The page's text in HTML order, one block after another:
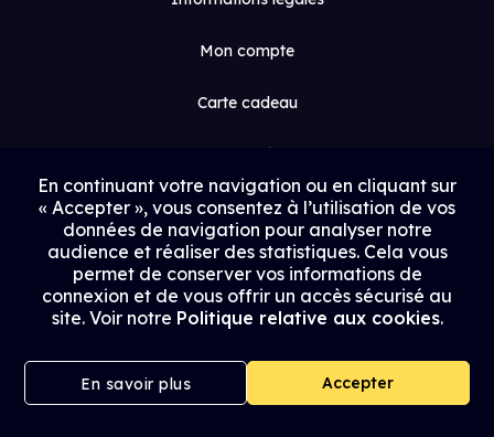
Mon compte
Carte cadeau
Espace médias
Contact
Proposer un film
Rejoindre Uptrack
En continuant votre navigation ou en cliquant sur
« Accepter », vous consentez à l’utilisation de vos
données de navigation pour analyser notre
audience et réaliser des statistiques. Cela vous
permet de conserver vos informations de
connexion et de vous offrir un accès sécurisé au
site. Voir notre Politique relative aux cookies.
Accepter
En savoir plus